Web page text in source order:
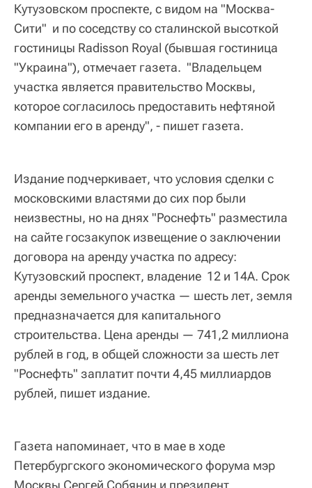
Кутузовском проспекте, с видом на "Москва-
Сити" и по соседству со сталинской высоткой
гостиницы Radisson Royal (бывшая гостиница
"Украина"), отмечает газета. "Владельцем
участка является правительство Москвы,
которое согласилось предоставить нефтяной
компании его в аренду", - пишет газета.
Издание подчеркивает, что условия сделки с
московскими властями до сих пор были
неизвестны, но на днях "Роснефть" разместила
на сайте госзакупок извещение о заключении
договора на аренду участка по адресу:
Кутузовский проспект, владение 12 и 14А. Срок
аренды земельного участка — шесть лет, земля
предназначается для капитального
строительства. Цена аренды — 741,2 миллиона
рублей в год, в общей сложности за шесть лет
"Роснефть" заплатит почти 4,45 миллиардов
рублей, пишет издание.
Газета напоминает, что в мае в ходе
Петербургского экономического форума мэр
Москвы Сергей Собянин и президент